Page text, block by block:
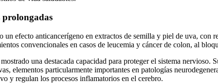
prolongadas
efecto anticancerígeno en extractos de semilla y piel de uva, con
convencionales en casos de leucemia y cáncer de colon, al
una destacada capacidad para proteger el sistema
elementos particularmente importantes en patologías
y regulan los procesos inflamatorios en el cerebro.